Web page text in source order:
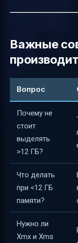
Важные
Вопрос
Почему не
стоит
выделять
>12 ГБ?
Что делать
при <12 ГБ
памяти?
Нужно ли
Xmx и Xms